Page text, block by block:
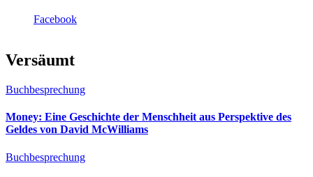
Facebook
Versäumt
Buchbesprechung
Money: Eine Geschichte der Menschheit aus Perspektive des
Geldes von David McWilliams
Buchbesprechung